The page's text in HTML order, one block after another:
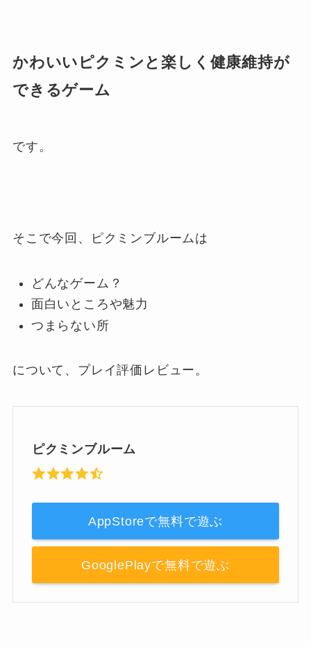
かわいいピクミンと楽しく健康維持が
できるゲーム
です。
そこで今回、ピクミンブルームは
どんなゲーム？
面白いところや魅力
つまらない所
について、プレイ評価レビュー。
ピクミンブルーム
AppStoreで無料で遊ぶ
GooglePlayで無料で遊ぶ